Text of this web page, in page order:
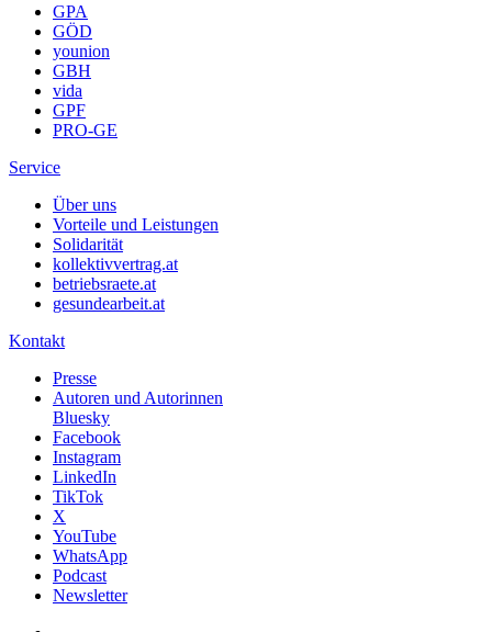
GPA
GÖD
younion
GBH
vida
GPF
PRO-GE
Service
Über uns
Vorteile und Leistungen
Solidarität
kollektivvertrag.at
betriebsraete.at
gesundearbeit.at
Kontakt
Presse
Autoren und Autorinnen
Bluesky
Facebook
Instagram
LinkedIn
TikTok
X
YouTube
WhatsApp
Podcast
Newsletter